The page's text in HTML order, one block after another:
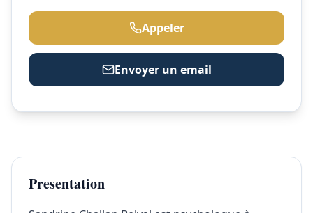
Appeler
Envoyer un email
Presentation